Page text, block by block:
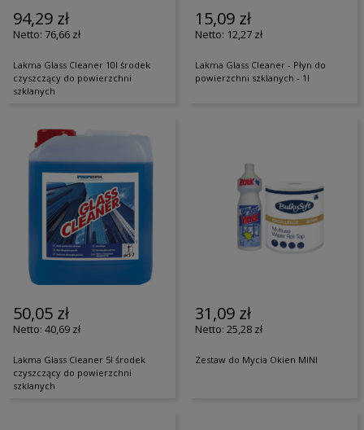
94,29 zł
76,66 zł
Lakma Glass Cleaner 10l środek
czyszczący do powierzchni
szklanych
15,09 zł
12,27 zł
Lakma Glass Cleaner - Płyn do
powierzchni szklanych - 1l
50,05 zł
40,69 zł
Lakma Glass Cleaner 5l środek
czyszczący do powierzchni
szklanych
31,09 zł
25,28 zł
Zestaw do Mycia Okien MINI